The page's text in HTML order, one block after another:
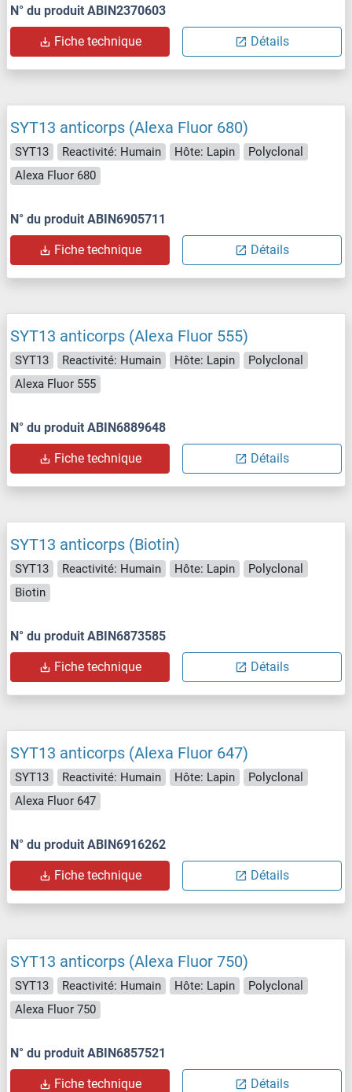
N° du produit ABIN2370603
Fiche technique Détails
SYT13 anticorps (Alexa Fluor 680)
SYT13 Reactivité: Humain Hôte: Lapin
Polyclonal
Alexa Fluor 680
N° du produit ABIN6905711
Fiche technique Détails
SYT13 anticorps (Alexa Fluor 555)
SYT13 Reactivité: Humain Hôte: Lapin
Polyclonal
Alexa Fluor 555
N° du produit ABIN6889648
Fiche technique Détails
SYT13 anticorps (Biotin)
SYT13 Reactivité: Humain Hôte: Lapin
Polyclonal
Biotin
N° du produit ABIN6873585
Fiche technique Détails
SYT13 anticorps (Alexa Fluor 647)
SYT13 Reactivité: Humain Hôte: Lapin
Polyclonal
Alexa Fluor 647
N° du produit ABIN6916262
Fiche technique Détails
SYT13 anticorps (Alexa Fluor 750)
SYT13 Reactivité: Humain Hôte: Lapin
Polyclonal
Alexa Fluor 750
N° du produit ABIN6857521
Fiche technique Détails